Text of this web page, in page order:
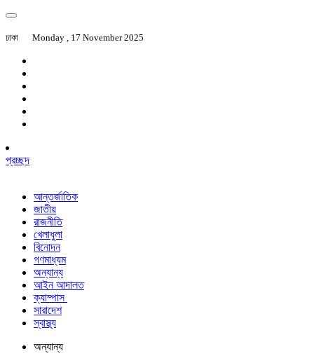
ঢাকা Monday , 17 November 2025
প্রচ্ছদ
আন্তর্জাতিক
জাতীয়
রাজনীতি
খেলাধুলা
বিনোদন
গণমাধ্যম
অন্যান্য
আইন আদালত
ক্যাম্পাস
সারাদেশ
স্বাস্থ্য
অন্যান্য